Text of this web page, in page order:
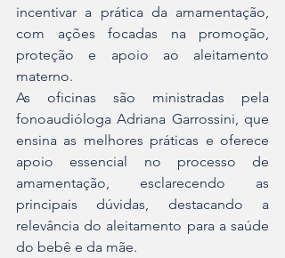
incentivar a prática da amamentação,
com ações focadas na promoção,
proteção e apoio ao aleitamento
materno.
As oficinas são ministradas pela
fonoaudióloga Adriana Garrossini, que
ensina as melhores práticas e oferece
apoio essencial no processo de
amamentação, esclarecendo as
principais dúvidas, destacando a
relevância do aleitamento para a saúde
do bebê e da mãe.